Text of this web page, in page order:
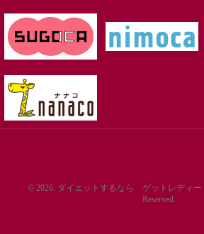
© 2026. ダイエットするなら ゲットレディ
Reserved.